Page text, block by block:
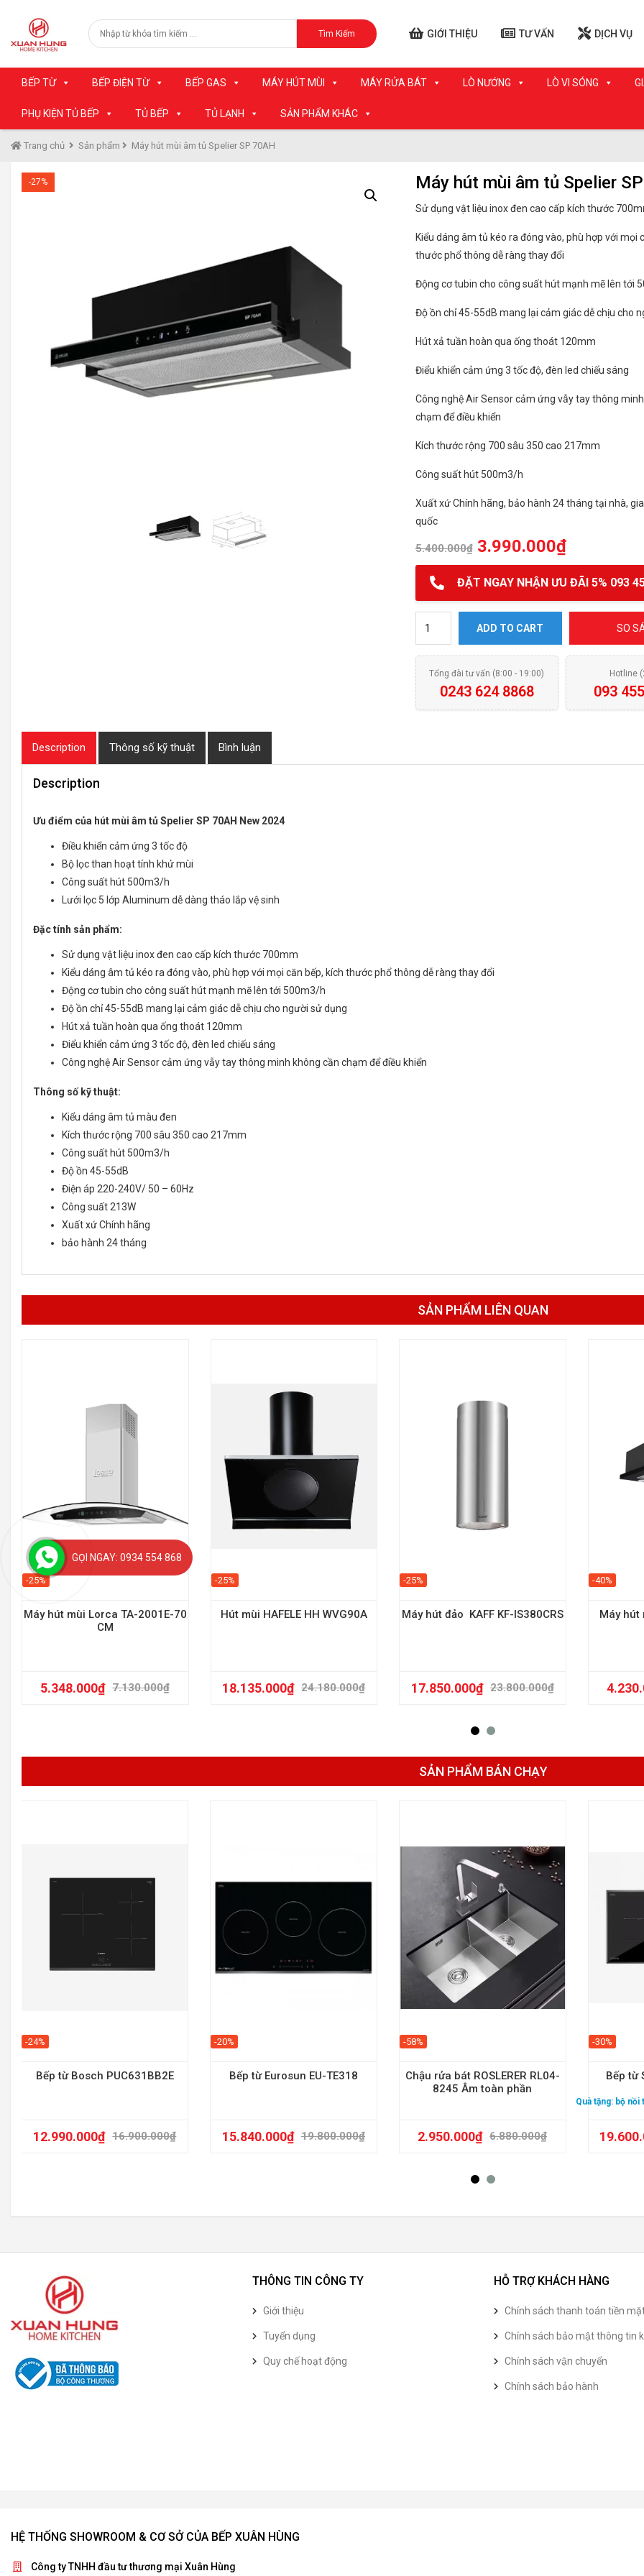
Tìm Kiếm GIỚI THIỆU TƯ VẤN DỊCH VỤ
BẾP TỪ BẾP ĐIỆN TỪ BẾP GAS MÁY HÚT MÙI MÁY RỬA BÁT LÒ NƯỚNG LÒ VI SÓNG
PHỤ KIỆN TỦ BẾP TỦ BẾP TỦ LẠNH SẢN PHẨM KHÁC
Trang chủ Sản phẩm Máy hút mùi âm tủ Spelier SP 70AH
-27% Máy hút mùi âm tủ Spelier
Sử dụng vật liệu inox đen cao cấp kích thước
Kiểu dáng âm tủ kéo ra đóng vào, phù hợp với mọi
thước phổ thông dễ ràng thay đổi
Động cơ tubin cho công suất hút mạnh mẽ lên tới
Độ ồn chỉ 45-55dB mang lại cảm giác dễ chịu cho
Hút xả tuần hoàn qua ống thoát 120mm
Điểu khiển cảm ứng 3 tốc độ, đèn led chiếu sáng
Công nghệ Air Sensor cảm ứng vẫy tay thông
chạm để điều khiển
Kích thước rộng 700 sâu 350 cao 217mm
Công suất hút 500m3/h
Xuất xứ Chính hãng, bảo hành 24 tháng tại nhà,
quốc
5.400.000₫ 3.990.000₫
ĐẶT NGAY NHẬN ƯU ĐÃI 5% 093
ADD TO CART SO
Tổng đài tư vấn (8:00 - 19:00)
0243 624 8868
Hotline
093
Description Thông số kỹ thuật Bình luận
Description
Ưu điểm của hút mùi âm tủ Spelier SP 70AH New 2024
Điều khiển cảm ứng 3 tốc độ
Bộ lọc than hoạt tính khử mùi
Công suất hút 500m3/h
Lưới lọc 5 lớp Aluminum dễ dàng tháo lắp vệ sinh
Đặc tính sản phẩm:
Sử dụng vật liệu inox đen cao cấp kích thước 700mm
Kiểu dáng âm tủ kéo ra đóng vào, phù hợp với mọi căn bếp, kích thước phổ thông dễ ràng thay đổi
Động cơ tubin cho công suất hút mạnh mẽ lên tới 500m3/h
Độ ồn chỉ 45-55dB mang lại cảm giác dễ chịu cho người sử dụng
Hút xả tuần hoàn qua ống thoát 120mm
Điểu khiển cảm ứng 3 tốc độ, đèn led chiếu sáng
Công nghệ Air Sensor cảm ứng vẫy tay thông minh không cần chạm để điều khiển
Thông số kỹ thuật:
Kiểu dáng âm tủ màu đen
Kích thước rộng 700 sâu 350 cao 217mm
Công suất hút 500m3/h
Độ ồn 45-55dB
Điện áp 220-240V/ 50 – 60Hz
Công suất 213W
Xuất xứ Chính hãng
bảo hành 24 tháng
SẢN PHẨM LIÊN QUAN
-25%
Máy hút mùi Lorca TA-2001E-70
CM
7.130.000₫
5.348.000₫
-25%
Hút mùi HAFELE HH WVG90A
24.180.000₫
18.135.000₫
-25%
Máy hút đảo KAFF KF-IS380CRS
23.800.000₫
17.850.000₫
-40%
Máy hút
SẢN PHẨM BÁN CHẠY
-24%
Bếp từ Bosch PUC631BB2E
16.900.000₫
12.990.000₫
-20%
Bếp từ Eurosun EU-TE318
19.800.000₫
15.840.000₫
-58%
Chậu rửa bát ROSLERER RL04-
8245 Âm toàn phần
6.880.000₫
2.950.000₫
-30%
Bếp từ
Quà tặng: bộ nồi
THÔNG TIN CÔNG TY
Giới thiệu
Tuyển dụng
Quy chế hoạt động
HỖ TRỢ KHÁCH HÀNG
Chính sách thanh toán tiền
Chính sách bảo mật thông tin
Chính sách vận chuyển
Chính sách bảo hành
HỆ THỐNG SHOWROOM & CƠ SỞ CỦA BẾP XUÂN HÙNG
Công ty TNHH đầu tư thương mại Xuân Hùng
GỌI NGAY: 0934 554 868